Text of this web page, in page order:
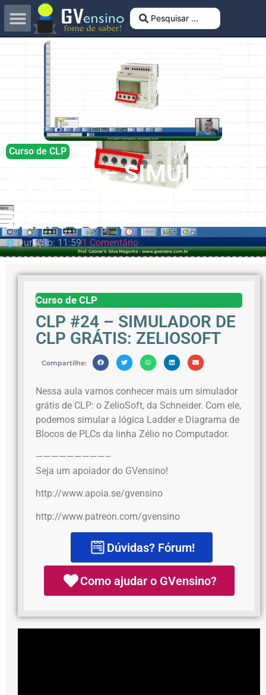
Curso de CLP
CLP #24 – SIMULADOR
DE CLP GRÁTIS:
ZELIOSOFT
Duração: 11:591 Comentário
Curso de CLP
CLP #24 – SIMULADOR DE
CLP GRÁTIS: ZELIOSOFT
Compartilhe:
Nessa aula vamos conhecer mais um simulador
grátis de CLP: o ZelioSoft, da Schneider. Com ele,
podemos simular a lógica Ladder e Diagrama de
Blocos de PLCs da linha Zélio no Computador.
—————————–
Seja um apoiador do GVensino!
http://www.apoia.se/gvensino
http://www.patreon.com/gvensino
Dúvidas? Fórum!
Como ajudar o GVensino?